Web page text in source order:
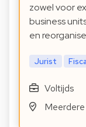
zowel voor
business
en
Jurist
Voltijds